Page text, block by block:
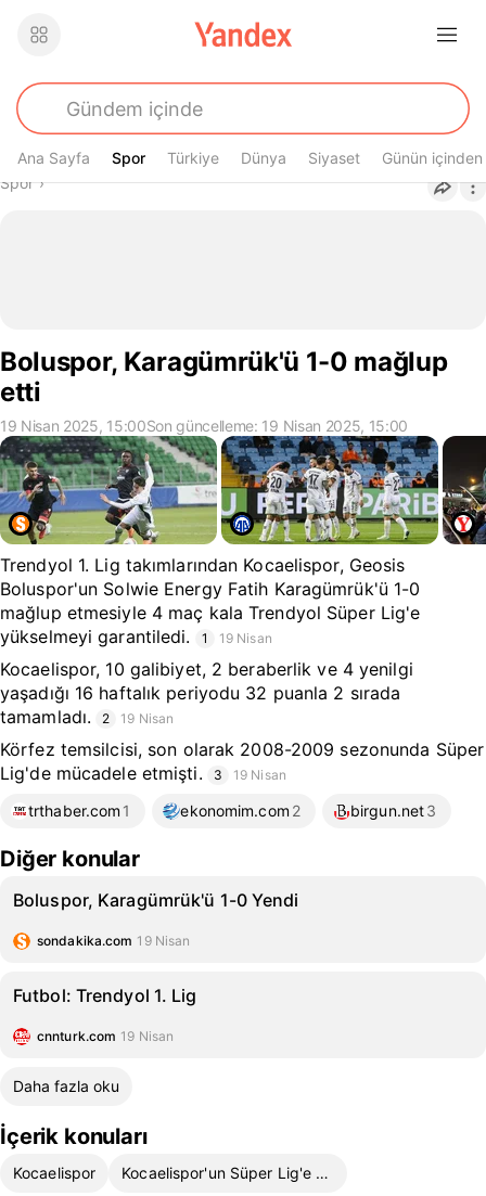
Ana Sayfa Spor
Spor Türkiye Dünya Siyaset Günün içinden
Buradasın
Spor›
Boluspor, Karagümrük'ü 1-0 mağlup
etti
19 Nisan 2025, 15:00Son güncelleme: 19 Nisan 2025, 15:00
Trendyol 1. Lig takımlarından Kocaelispor, Geosis
Boluspor'un Solwie Energy Fatih Karagümrük'ü 1-0
mağlup etmesiyle 4 maç kala Trendyol Süper Lig'e
yükselmeyi garantiledi.
1 19 Nisan
Kocaelispor, 10 galibiyet, 2 beraberlik ve 4 yenilgi
yaşadığı 16 haftalık periyodu 32 puanla 2 sırada
tamamladı.
2 19 Nisan
Körfez temsilcisi, son olarak 2008-2009 sezonunda Süper
Lig'de mücadele etmişti.
3 19 Nisan
trthaber.com 1 ekonomim.com 2 birgun.net3
Diğer konular
Boluspor, Karagümrük'ü 1-0 Yendi
sondakika.com 19 Nisan
Futbol: Trendyol 1. Lig
cnnturk.com 19 Nisan
Daha fazla oku
İçerik konuları
Kocaelispor Kocaelispor'un Süper Lig'e Yükselişi